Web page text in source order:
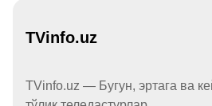
TVinfo.uz
TVinfo.uz — Бугун, эртага ва